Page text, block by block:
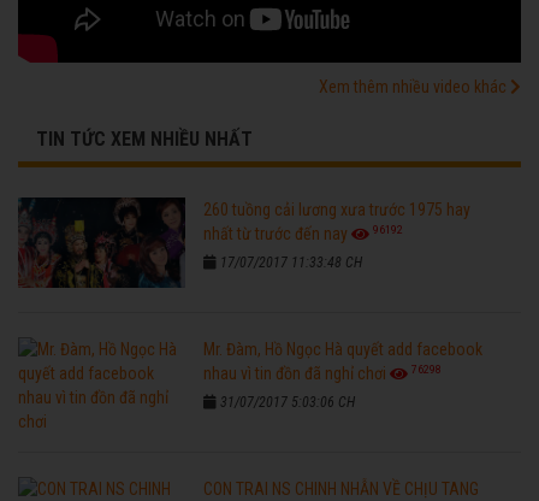
Xem thêm nhiều video khác
TIN TỨC XEM NHIỀU NHẤT
260 tuồng cải lương xưa trước 1975 hay
nhất từ trước đến nay
96192
17/07/2017 11:33:48 CH
Mr. Đàm, Hồ Ngọc Hà quyết add facebook
nhau vì tin đồn đã nghỉ chơi
76298
31/07/2017 5:03:06 CH
CON TRAI NS CHINH NHẪN VỀ CHỊU TANG